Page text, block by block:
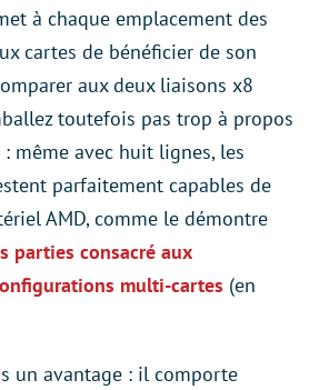
à chaque emplacement des
cartes de bénéficier de son
aux deux liaisons x8
toutefois pas trop à propos
même avec huit lignes, les
parfaitement capables de
AMD, comme le démontre
parties consacré aux
multi-cartes (en
un avantage : il comporte